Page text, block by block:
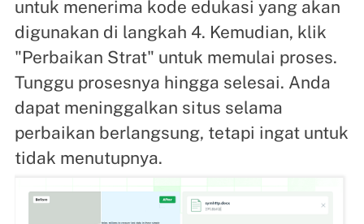
untuk menerima kode edukasi yang akan
digunakan di langkah 4. Kemudian, klik
"Perbaikan Strat" untuk memulai proses.
Tunggu prosesnya hingga selesai. Anda
dapat meninggalkan situs selama
perbaikan berlangsung, tetapi ingat untuk
tidak menutupnya.